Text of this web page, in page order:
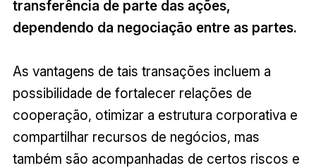
transferência de parte das ações,
dependendo da negociação entre as partes.
As vantagens de tais transações incluem a
possibilidade de fortalecer relações de
cooperação, otimizar a estrutura corporativa e
compartilhar recursos de negócios, mas
também são acompanhadas de certos riscos e